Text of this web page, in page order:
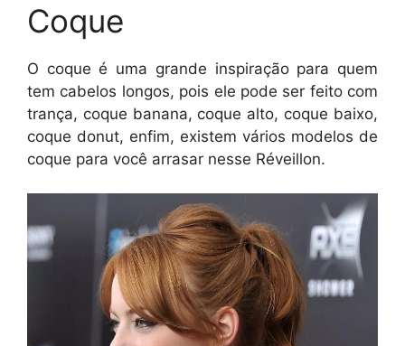
Coque
O coque é uma grande inspiração para quem
tem cabelos longos, pois ele pode ser feito com
trança, coque banana, coque alto, coque baixo,
coque donut, enfim, existem vários modelos de
coque para você arrasar nesse Réveillon.